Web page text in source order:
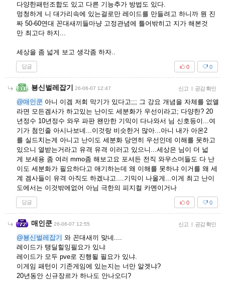
다양한패턴조합도 있고 다른 기능추가 방법도 있다.
멍청하게 니 대가리속에 있는걸로만 레이드를 만들려고 하니까 뭔 진
짜 50-60연대 꼰대새끼들마냥 고정관념에 틀어밖히고 지가 해본것
만 최고다 하지...
세상을 좀 넓게 보고 생각좀 하자..
답글 0
0
뵹신벌레잡기 26-06-07 12:47 신고 | 공감 확인
@매인쿤 아니 이겜 저회 막기가 있다고;;; 그 강요 개념을 자체를 없앨
라면 모든겜사가 하고있는 난이도 세분화가 우선이라고; 다양한? 20
년정수 10년정수 와우 파판 왠만한 기믹이 다나와서 님 신호등이...여
기가 첨인줄 아시나보네...이것랑 비슷한거 많아...아니 내가 아온2
를 실드치는게 아니고 난이도 세분화 당연히 우선인데 이해를 못하고
있으니 열받는거라고 유격 유격 이러고 있으니...세상은 님이 더 넓
게 보세용 좀 여러 mmo좀 해보고요 포셔든 전직 와우스머들도 다 난
이도 세분화가 필요하다고 애기하는데 왜 이해를 못하냐 이거를 왜 세
계 겜사들이 유격 아직도 하겠냐고....기믹이 나올게...이게 최고 난이
도에서는 이것밖에없어 아님 극한의 피지컬 카멘이거나
답글 0
0
매인쿤 26-06-07 12:55 신고 | 공감 확인
@뵹신벌레잡기 와 꼰대새끼 맞네....
레이드가 탱딜힐잉필요가 있냐
레이드가 모두 pve로 진행될 필요가 있냐.
이게임 패턴이 기존게임에 있는지는 너만 알겟냐?
20년동안 신규장르가 하나도 안나오디?